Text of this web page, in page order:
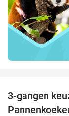
3-gangen